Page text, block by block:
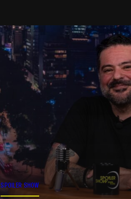
SPOILER SHOW